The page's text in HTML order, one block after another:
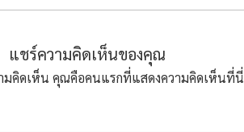
แชร์ความคิดเห็นของคุณ
มคิดเห็น คุณคือคนแรกที่แสดงความคิดเห็นที่นี่